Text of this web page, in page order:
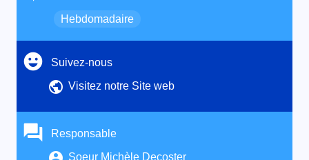
Hebdomadaire
Suivez-nous
Visitez notre Site web
Responsable
Soeur Michèle Decoster